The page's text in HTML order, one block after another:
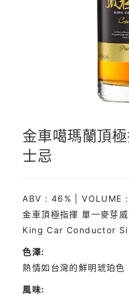
金車噶瑪蘭頂
士忌
ABV : 46% | VOLUME :
金車頂極指揮 單一麥芽
King Car Conductor
色澤:
熱情如台灣的鮮明琥珀色
風味: